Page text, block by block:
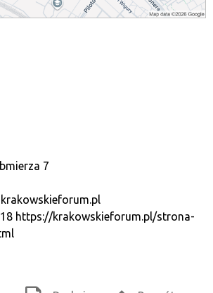
7
https://krakowskieforum.pl/strona-